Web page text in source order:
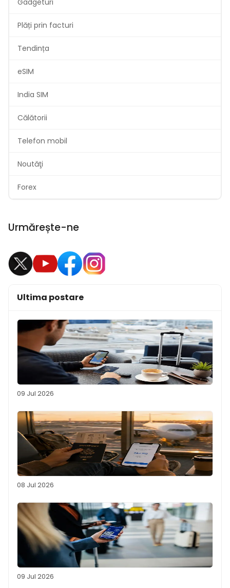
Gadgeturi
Plăți prin facturi
Tendința
eSIM
India SIM
Călătorii
Telefon mobil
Noutăţi
Forex
Urmărește-ne
Ultima postare
09 Jul 2026
08 Jul 2026
09 Jul 2026